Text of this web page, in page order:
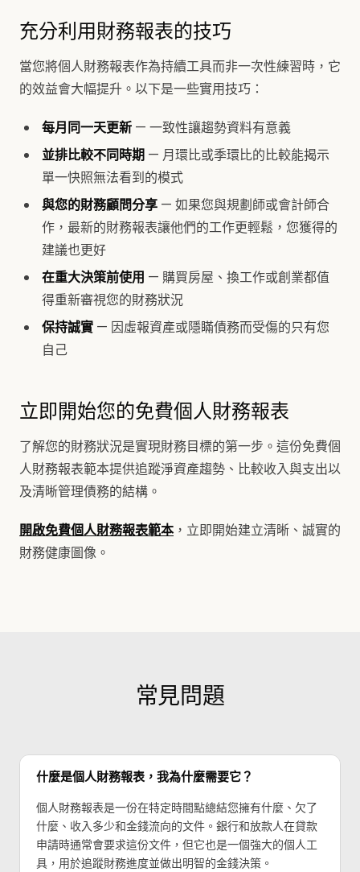
充分利用財務報表的技巧
當您將個人財務報表作為持續工具而非一次性練習時，它
的效益會大幅提升。以下是一些實用技巧：
每月同一天更新 — 一致性讓趨勢資料有意義
並排比較不同時期 — 月環比或季環比的比較能揭示
單一快照無法看到的模式
與您的財務顧問分享 — 如果您與規劃師或會計師合
作，最新的財務報表讓他們的工作更輕鬆，您獲得的
建議也更好
在重大決策前使用 — 購買房屋、換工作或創業都值
得重新審視您的財務狀況
保持誠實 — 因虛報資產或隱瞞債務而受傷的只有您
自己
立即開始您的免費個人財務報表
了解您的財務狀況是實現財務目標的第一步。這份免費個
人財務報表範本提供追蹤淨資產趨勢、比較收入與支出以
及清晰管理債務的結構。
開啟免費個人財務報表範本，立即開始建立清晰、誠實的
財務健康圖像。
常見問題
什麼是個人財務報表，我為什麼需要它？
個人財務報表是一份在特定時間點總結您擁有什麼、欠了
什麼、收入多少和金錢流向的文件。銀行和放款人在貸款
申請時通常會要求這份文件，但它也是一個強大的個人工
具，用於追蹤財務進度並做出明智的金錢決策。